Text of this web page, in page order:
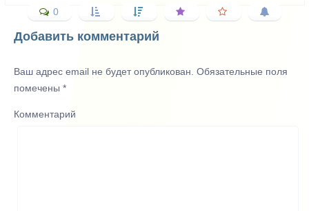
0
Добавить комментарий
Ваш адрес email не будет опубликован. Обязательные поля
помечены *
Комментарий